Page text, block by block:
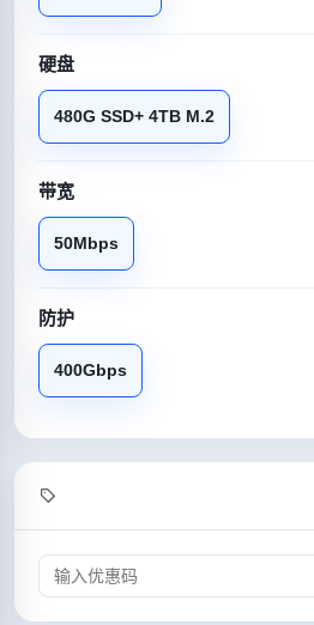
硬盘
480G SSD+ 4TB M.2
带宽
50Mbps
防护
400Gbps